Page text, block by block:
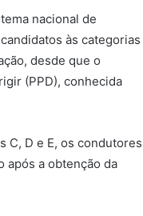
nacional de
às categorias
desde que o
(PPD), conhecida
C, D e E, os condutores
após a obtenção da